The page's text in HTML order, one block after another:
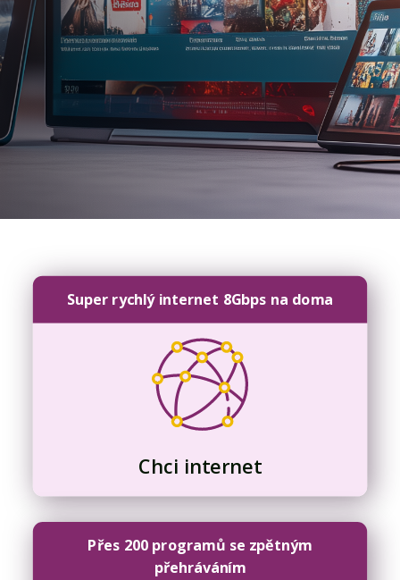
Super rychlý internet 8Gbps na doma
Chci internet
Přes 200 programů se zpětným
přehráváním